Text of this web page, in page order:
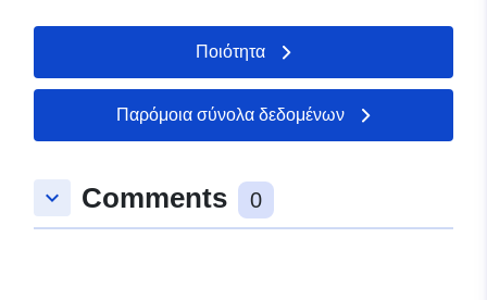
Ποιότητα
Παρόμοια σύνολα δεδομένων
keyboard_arrow_down Comments 0